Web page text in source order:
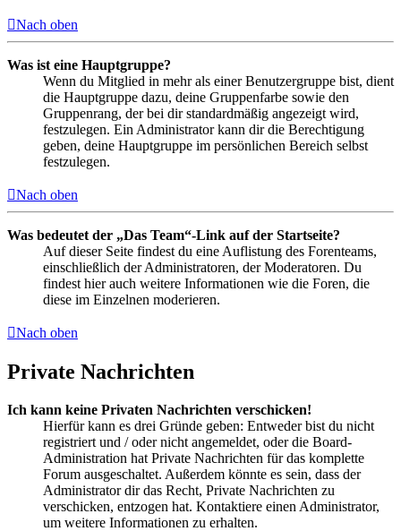
Nach oben
Was ist eine Hauptgruppe?
Wenn du Mitglied in mehr als einer Benutzergruppe bist, dient
die Hauptgruppe dazu, deine Gruppenfarbe sowie den
Gruppenrang, der bei dir standardmäßig angezeigt wird,
festzulegen. Ein Administrator kann dir die Berechtigung
geben, deine Hauptgruppe im persönlichen Bereich selbst
festzulegen.
Nach oben
Was bedeutet der „Das Team“-Link auf der Startseite?
Auf dieser Seite findest du eine Auflistung des Forenteams,
einschließlich der Administratoren, der Moderatoren. Du
findest hier auch weitere Informationen wie die Foren, die
diese im Einzelnen moderieren.
Nach oben
Private Nachrichten
Ich kann keine Privaten Nachrichten verschicken!
Hierfür kann es drei Gründe geben: Entweder bist du nicht
registriert und / oder nicht angemeldet, oder die Board-
Administration hat Private Nachrichten für das komplette
Forum ausgeschaltet. Außerdem könnte es sein, dass der
Administrator dir das Recht, Private Nachrichten zu
verschicken, entzogen hat. Kontaktiere einen Administrator,
um weitere Informationen zu erhalten.